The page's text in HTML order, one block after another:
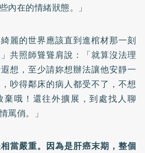
內在的情緒狀態。」
麗的世界應該直到進棺材那一刻
共照師聳聳肩說：「就算沒法理
想，至少請妳想辦法讓他安靜一
吵得鄰床的病人都受不了，不想
棄哦！還往外擴展，到處找人聊
罵俏。」
當嚴重。因為是肝癌末期，整個